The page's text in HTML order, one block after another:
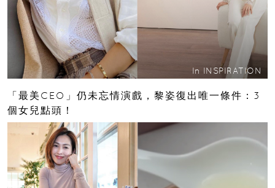
In INSPIRATION
「最美CEO」仍未忘情演戲，黎姿復出唯一條件：3
個女兒點頭！